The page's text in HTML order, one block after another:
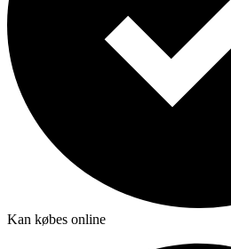
Kan købes online